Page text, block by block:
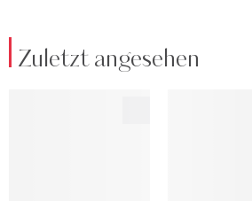
Zuletzt angesehen